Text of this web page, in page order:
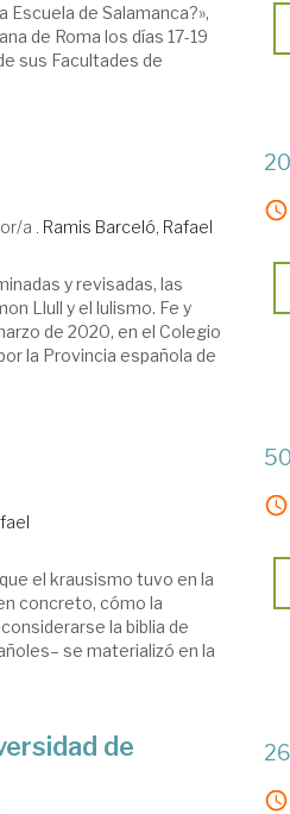
Escuela de Salamanca?»,
de Roma los días 17-19
sus Facultades de
a . Ramis Barceló, Rafael
y revisadas, las
Llull y el lulismo. Fe y
de 2020, en el Colegio
la Provincia española de
el krausismo tuvo en la
concreto, cómo la
la biblia de
se materializó en la
de